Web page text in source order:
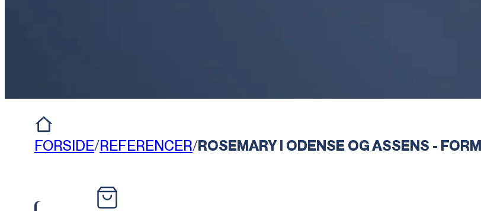
FORSIDE/REFERENCER/ROSEMARY I ODENSE OG ASSENS -